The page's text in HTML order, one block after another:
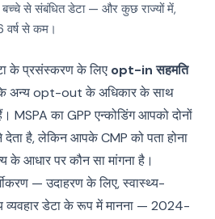
बच्चे से संबंधित डेटा — और कुछ राज्यों में,
वर्ष से कम।
के प्रसंस्करण के लिए opt-in सहमति
अन्य opt-out के अधिकार के साथ
MSPA का GPP एन्कोडिंग आपको दोनों
है, लेकिन आपके CMP को पता होना
के आधार पर कौन सा मांगना है।
— उदाहरण के लिए, स्वास्थ्य-
व्यवहार डेटा के रूप में मानना — 2024-